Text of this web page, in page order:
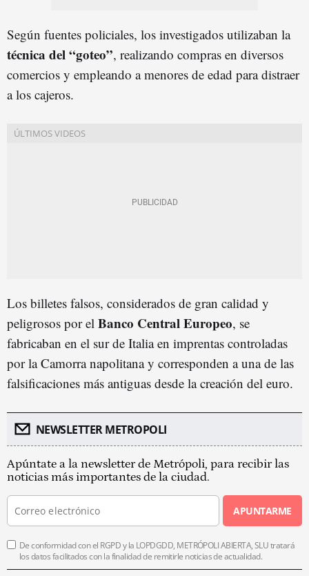
Según fuentes policiales, los investigados utilizaban la
técnica del “goteo”, realizando compras en diversos
comercios y empleando a menores de edad para distraer
a los cajeros.
Los billetes falsos, considerados de gran calidad y
peligrosos por el Banco Central Europeo, se
fabricaban en el sur de Italia en imprentas controladas
por la Camorra napolitana y corresponden a una de las
falsificaciones más antiguas desde la creación del euro.
NEWSLETTER METROPOLI
Apúntate a la newsletter de Metrópoli, para recibir las
noticias más importantes de la ciudad.
APUNTARME
De conformidad con el RGPD y la LOPDGDD, METRÓPOLI ABIERTA, SLU tratará
los datos facilitados con la finalidad de remitirle noticias de actualidad.